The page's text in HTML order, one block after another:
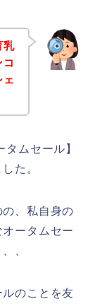
乳
ェ
ムセール】
た。
、私自身の
ータムセー
、
のことを友